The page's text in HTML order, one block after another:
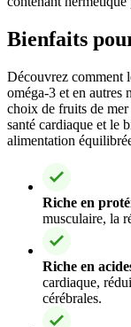
Bienfaits
Découvrez comment
oméga-3 et en autres
choix de fruits de
santé cardiaque et le
alimentation
Riche en
musculaire, la
Riche en
cardiaque,
cérébrales.